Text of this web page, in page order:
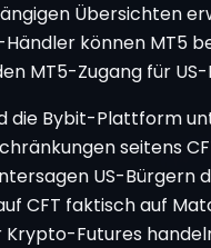
Übersichten
Händler können MT5
MT5-Zugang für
die Bybit-Plattform
seitens
US-Bürgern
CFT faktisch auf
Futures